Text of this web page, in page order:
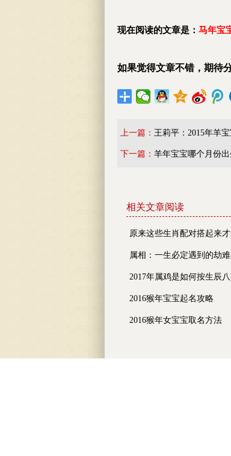
现在阅读的文章是： 马年宝
如果觉得文章不错，期待
上一篇： 王莉平：2015年羊
下一篇： 羊年宝宝哪个月份
相关文章阅读
原来这些生肖配对搭起来
属相：一生必定遇到的劫
2017年属鸡是如何按生辰
2016猴年宝宝起名攻略
2016猴年女宝宝取名方法